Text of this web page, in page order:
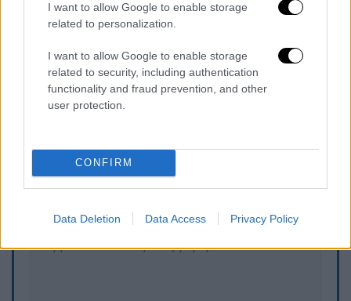
I want to allow Google to enable storage
related to personalization.
I want to allow Google to enable storage
related to security, including authentication
functionality and fraud prevention, and other
user protection.
CONFIRM
Data Deletion Data Access Privacy Policy
τον φίλο μουκαι έτρεξα μακριά για να μην
να τον χτυπάει αλλά δεν άκουγε τίποτα.»,
είπε σύμφωνα με πληροφορίες.
Τα σχολιά σας δημοσιεύονται άμεσα με δική σας ευθύνη. Το
ΕΘΝΟΣ θα παρεμβαίνει και τα προσβλητικά σχόλια θα